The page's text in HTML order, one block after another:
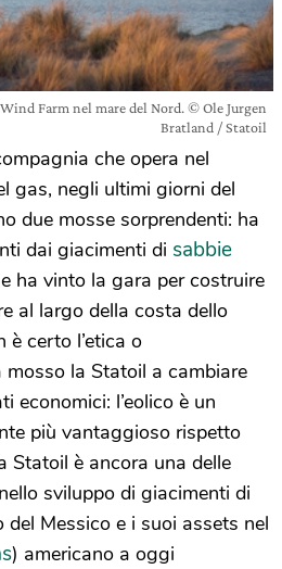
Farm nel mare del Nord. © Ole Jurgen
Bratland / Statoil
che opera nel
gas, negli ultimi giorni del
due mosse sorprendenti: ha
dai giacimenti di sabbie
ha vinto la gara per costruire
al largo della costa dello
è certo l’etica o
mosso la Statoil a cambiare
economici: l’eolico è un
più vantaggioso rispetto
Statoil è ancora una delle
sviluppo di giacimenti di
Messico e i suoi assets nel
) americano a oggi